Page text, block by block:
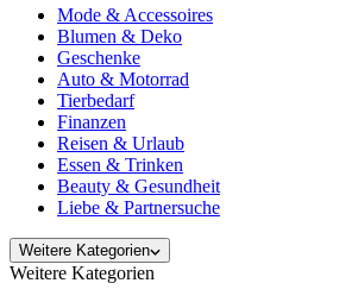
Mode & Accessoires
Blumen & Deko
Geschenke
Auto & Motorrad
Tierbedarf
Finanzen
Reisen & Urlaub
Essen & Trinken
Beauty & Gesundheit
Liebe & Partnersuche
Weitere Kategorien
Weitere Kategorien